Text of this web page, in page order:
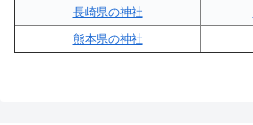
長崎県の神社
熊本県の神社